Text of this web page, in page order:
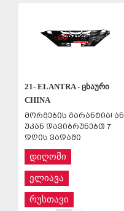
21- ELANTRA - ცხაური
CHINA
მორგების გარანტია! ან
უკან დავიბრუნებთ 7
დღის ვადაში
დიღომი
ელიავა
რუსთავი